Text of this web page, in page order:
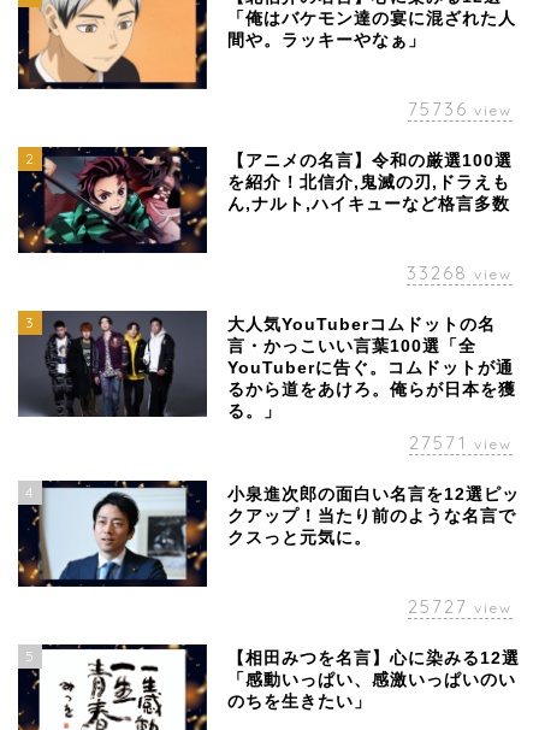
「俺はバケモン達の宴に混ざれた人
間や。ラッキーやなぁ」
75736 view
2
【アニメの名言】令和の厳選100選
を紹介！北信介,鬼滅の刃,ドラえも
ん,ナルト,ハイキューなど格言多数
33268 view
3
大人気YouTuberコムドットの名
言・かっこいい言葉100選「全
YouTuberに告ぐ。コムドットが通
るから道をあけろ。俺らが日本を獲
る。」
27571 view
4
小泉進次郎の面白い名言を12選ピッ
クアップ！当たり前のような名言で
クスっと元気に。
25727 view
5
【相田みつを名言】心に染みる12選
「感動いっぱい、感激いっぱいのい
のちを生きたい」